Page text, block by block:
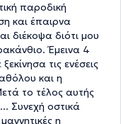
παροδική
και έπαιρνα
διέκοψα διότι μου
Έμεινα 4
τις ενέσεις
και η
το τέλος αυτής
Συνεχή οστικά
η